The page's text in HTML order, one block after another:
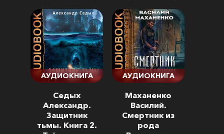
АУДИОКНИГА
Седых
Александр.
Защитник
тьмы. Книга 2.
АУДИОКНИГА
Маханенко
Василий.
Смертник из
рода